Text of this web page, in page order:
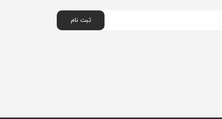
ثبت نام